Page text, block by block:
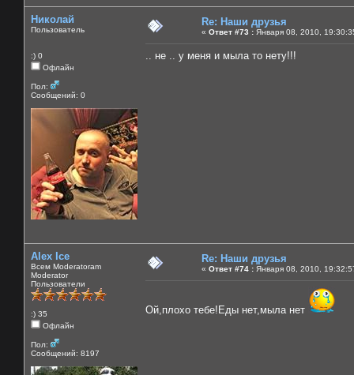
Николай
Пользователь
:) 0
Офлайн
Пол:
Сообщений: 0
Re: Наши друзья
« Ответ #73 : Января 08, 2010,
.. не .. у меня и мыла то нету!!!
Alex Ice
Всем Moderatoram
Moderator
Пользователи
:) 35
Офлайн
Пол:
Сообщений: 8197
Re: Наши друзья
« Ответ #74 : Января 08, 2010,
Ой,плохо тебе!Еды нет,мыла нет